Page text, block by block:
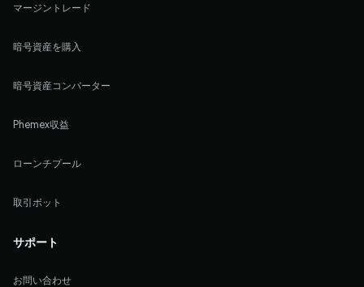
マージントレード
暗号資産を購入
暗号資産コンバーター
Phemex収益
ローンチプール
取引ボット
サポート
お問い合わせ